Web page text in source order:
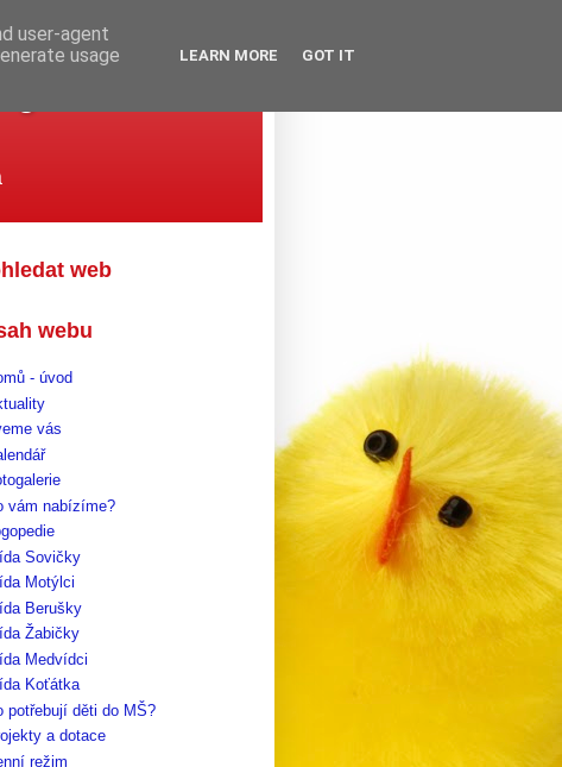
web
webu
- úvod
vás
vám nabízíme?
Sovičky
Motýlci
Berušky
Žabičky
Medvídci
Koťátka
potřebují děti do MŠ?
a dotace
režim
user-agent
usage
LEARN MORE GOT IT